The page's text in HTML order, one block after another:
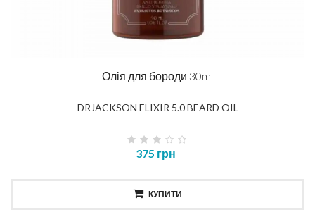
Олія для бороди 30ml
DRJACKSON ELIXIR 5.0 BEARD OIL
375 грн
КУПИТИ